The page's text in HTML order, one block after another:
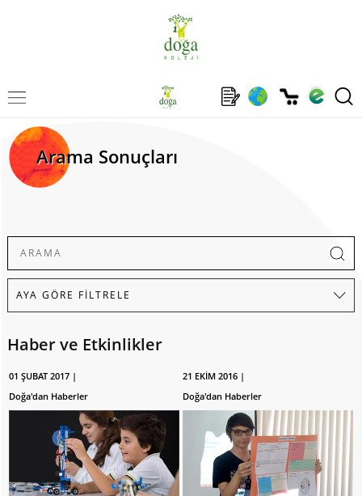
Arama Sonuçları
Haber ve Etkinlikler
01 ŞUBAT 2017 |
Doğa'dan Haberler
21 EKİM 2016 |
Doğa'dan Haberler